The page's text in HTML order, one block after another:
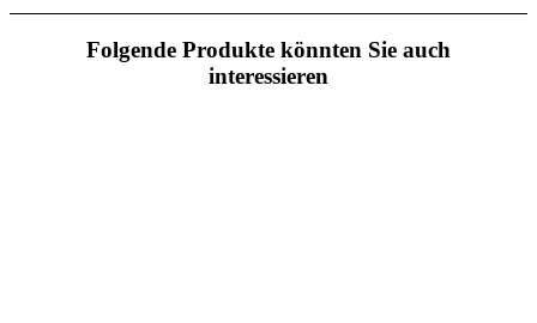
Folgende Produkte könnten Sie auch
interessieren